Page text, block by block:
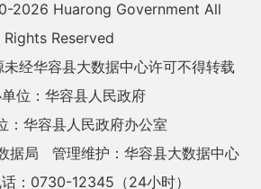
2026 Huarong Government All
Rights Reserved
经华容县大数据中心许可不得转载
位：华容县人民政府
：华容县人民政府办公室
据局
管理维护：华容县大数据中心
：0730-12345（24小时）